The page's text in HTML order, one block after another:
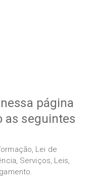
página
as seguintes
Lei de
Serviços, Leis,